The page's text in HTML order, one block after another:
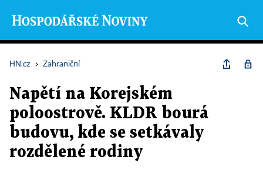
HN.cz › Zahraniční
Napětí na Korejském
poloostrově. KLDR bourá
budovu, kde se setkávaly
rozdělené rodiny